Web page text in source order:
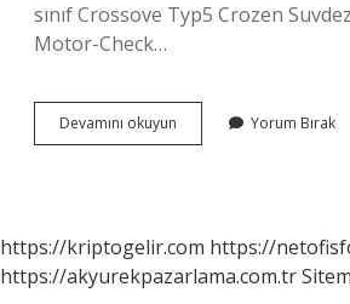
sınıf Crossove Typ5 Crozen
Motor-Check…
Devamını okuyun
Yasinda
Yorum Bırak
https://kriptogelir.com https://
https://akyurekpazarlama.com.tr